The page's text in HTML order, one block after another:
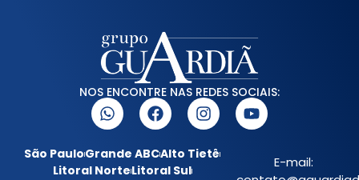
NOS ENCONTRE NAS REDES SOCIAIS:
São PauloGrande ABCAlto Tietê
Litoral NorteLitoral Sul
E-mail: